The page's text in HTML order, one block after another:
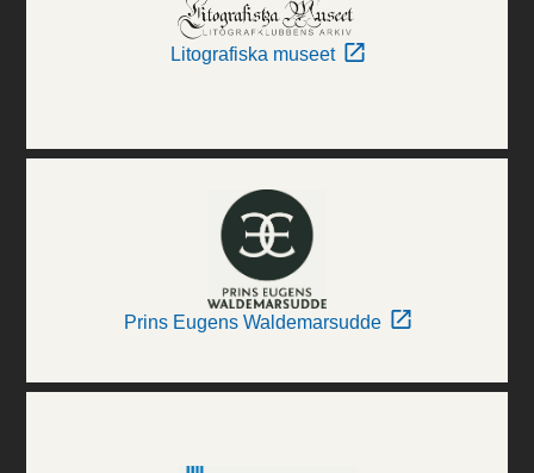
Litografiska museet
Prins Eugens Waldemarsudde